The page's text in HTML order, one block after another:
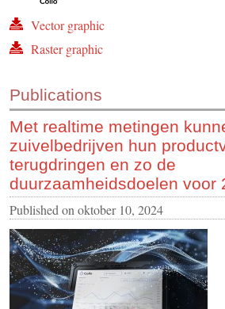
Vector graphic
Raster graphic
Publications
Met realtime metingen
zuivelbedrijven hun
terugdringen en zo de
duurzaamheidsdoelen voor
Published onoktober 10, 2024